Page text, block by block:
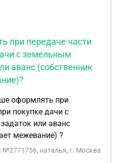
варианте, который есть в
по возврату?!
при передаче части
с земельным
аванс (собственник
оформлять при
покупке дачи с
или аванс
межевание) ?
№2771756, наталья, г. Москва